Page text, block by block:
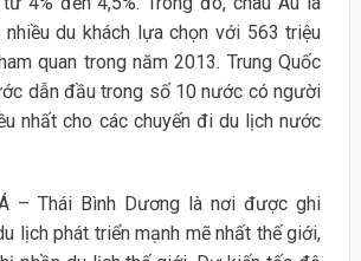
du khách lựa chọn với 563 triệu
quan trong năm 2013. Trung Quốc
dẫn đầu trong số 10 nước có người
nhất cho các chuyến đi du lịch nước
– Thái Bình Dương là nơi được ghi
lịch phát triển mạnh mẽ nhất thế giới,